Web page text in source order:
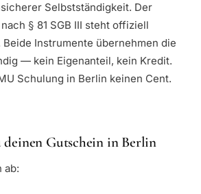
Selbstständigkeit. Der
§ 81 SGB III steht offiziell
Instrumente übernehmen die
— kein Eigenanteil, kein Kredit.
Schulung in Berlin keinen Cent.
deinen Gutschein in Berlin
ab: